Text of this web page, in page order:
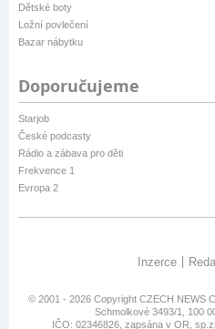
Dětské boty
Ložní povlečení
Bazar nábytku
Doporučujeme
Starjob
České podcasty
Rádio a zábava pro děti
Frekvence 1
Evropa 2
Inzerce
© 2001 - 2026 Copyright CZECH NEWS
Schmolkové 3493/1, 100
IČO: 02346826, zapsána v OR,